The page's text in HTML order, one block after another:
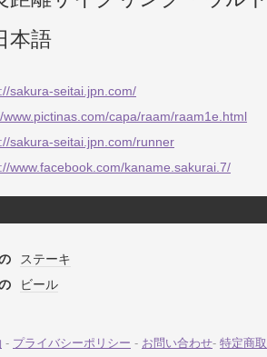
本語
sakura-seitai.jpn.com/
www.pictinas.com/capa/raam/raam1e.html
sakura-seitai.jpn.com/runner
www.facebook.com/kaname.sakurai.7/
ステーキ
ビール
- プライバシーポリシー - お問い合わせ- 特定商